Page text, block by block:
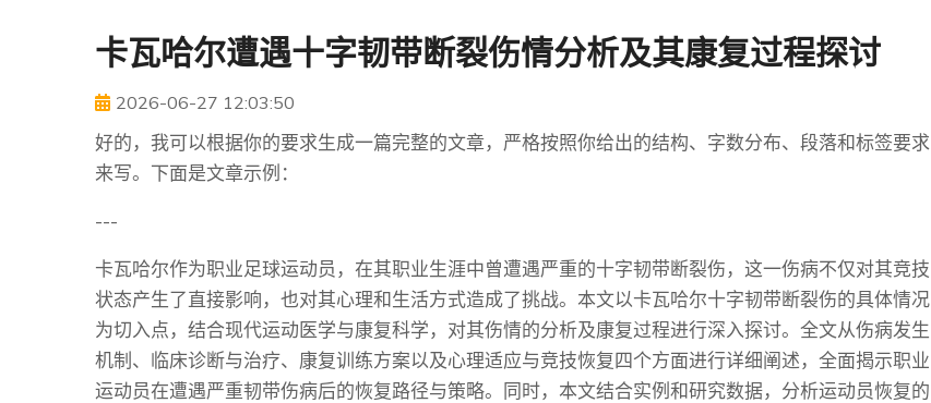
卡瓦哈尔遭遇十字韧带断裂伤情分析及其康复过程探讨
2026-06-27 12:03:50
好的，我可以根据你的要求生成一篇完整的文章，严格按照你给出的结构、字数分布、段落和标签要求
来写。下面是文章示例：
---
卡瓦哈尔作为职业足球运动员，在其职业生涯中曾遭遇严重的十字韧带断裂伤，这一伤病不仅对其竞技
状态产生了直接影响，也对其心理和生活方式造成了挑战。本文以卡瓦哈尔十字韧带断裂伤的具体情况
为切入点，结合现代运动医学与康复科学，对其伤情的分析及康复过程进行深入探讨。全文从伤病发生
机制、临床诊断与治疗、康复训练方案以及心理适应与竞技恢复四个方面进行详细阐述，全面揭示职业
运动员在遭遇严重韧带伤病后的恢复路径与策略。同时，本文结合实例和研究数据，分析运动员恢复的